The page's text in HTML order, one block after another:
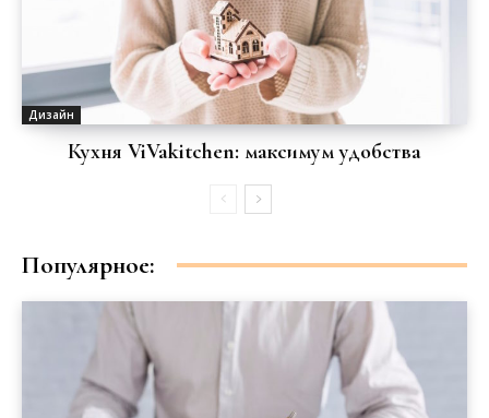
Дизайн
Кухня ViVakitchen: максимум удобства
Популярное: